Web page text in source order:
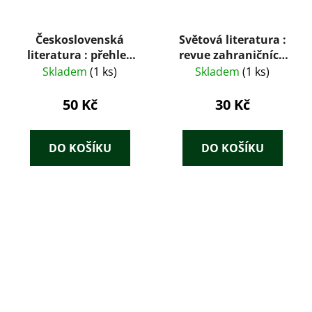
Československá
literatura : přehled
nejvýznačnějších
jejich prací pro školní
od doby nejstarší až
do roku 1946
Skladem (1 ks)
50 Kč
DO KOŠÍKU
Světová literatura :
revue zahraničních
literatur 1 / 70
Skladem (1 ks)
30 Kč
DO KOŠÍKU